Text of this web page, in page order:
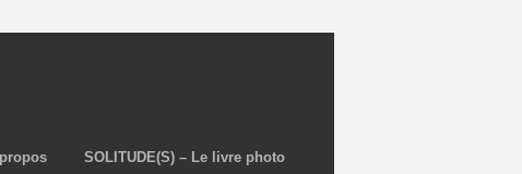
SOLITUDE(S) – Le livre photo